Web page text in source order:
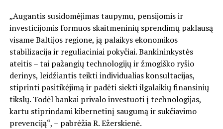
„Augantis susidomėjimas taupymu, pensijomis ir
investicijomis formuos skaitmeninių sprendimų paklausą
visame Baltijos regione, ją palaikys ekonomikos
stabilizacija ir reguliaciniai pokyčiai. Bankininkystės
ateitis – tai pažangių technologijų ir žmogiško ryšio
derinys, leidžiantis teikti individualias konsultacijas,
stiprinti pasitikėjimą ir padėti siekti ilgalaikių finansinių
tikslų. Todėl bankai privalo investuoti į technologijas,
kartu stiprindami kibernetinį saugumą ir sukčiavimo
prevenciją“, – pabrėžia R. Ežerskienė.